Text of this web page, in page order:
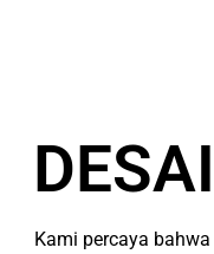
Kami percaya